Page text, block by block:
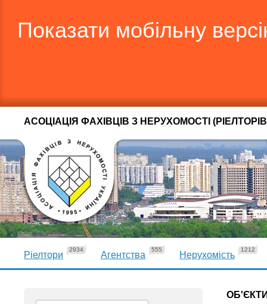
Показати мобільну
АСОЦІАЦІЯ ФАХІВЦІВ З НЕРУХОМОСТІ
Ріелтори
2934
Агентства
555
Нерухомість
1212